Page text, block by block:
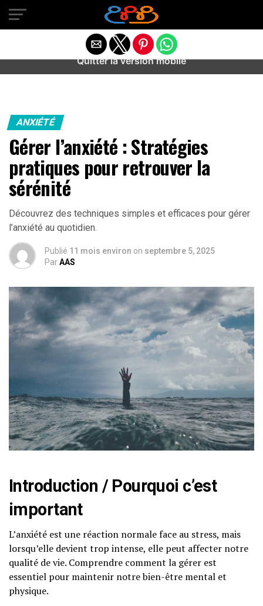
Warning
: preg_match(): Unknown modifier '/' in
/home/u589487443/domains/aideanxietestress.fr/
content/plugins/idev-post-views/includes/class-bots.php
ANXIÉTÉ
Gérer l’anxiété : Stratégies
pratiques pour retrouver la
sérénité
Découvrez des techniques simples et efficaces pour gérer
l’anxiété au quotidien.
Publié 11 mois environ on septembre 5, 2025
ParAAS
Introduction / Pourquoi c’est
important
L’anxiété est une réaction normale face au stress, mais
lorsqu’elle devient trop intense, elle peut affecter notre
qualité de vie. Comprendre comment la gérer est
essentiel pour maintenir notre bien-être mental et
physique.
Quitter la version mobile